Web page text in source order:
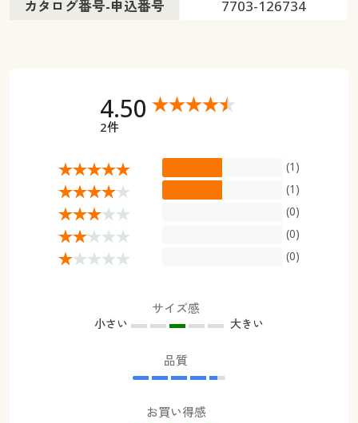
カタログ番号-申込番号 7703-126734
4.50
2件
(1)
(1)
(0)
(0)
(0)
サイズ感
小さい 大きい
品質
お買い得感